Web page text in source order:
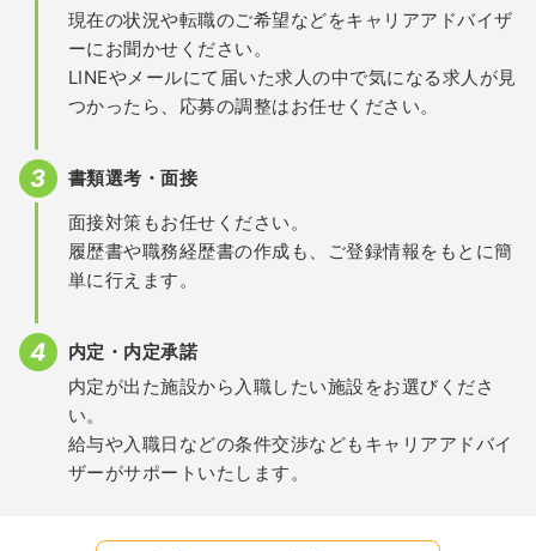
現在の状況や転職のご希望などをキャリアアドバイザ
ーにお聞かせください。
LINEやメールにて届いた求人の中で気になる求人が見
つかったら、応募の調整はお任せください。
書類選考・面接
面接対策もお任せください。
履歴書や職務経歴書の作成も、ご登録情報をもとに簡
単に行えます。
内定・内定承諾
内定が出た施設から入職したい施設をお選びくださ
い。
給与や入職日などの条件交渉などもキャリアアドバイ
ザーがサポートいたします。